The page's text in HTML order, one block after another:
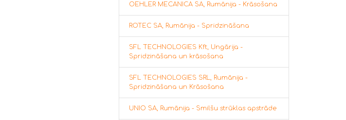
OEHLER MECANICA SA, Rumānija - Krāsošana
ROTEC SA, Rumānija - Spridzināšana
SFL TECHNOLOGIES Kft, Ungārija -
Spridzināšana un krāsošana
SFL TECHNOLOGIES SRL, Rumānija -
Spridzināšana un Krāsošana
UNIO SA, Rumānija - Smilšu strūklas apstrāde